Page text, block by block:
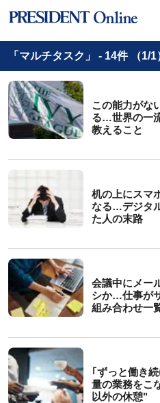
「マルチタスク」 - 14件 （1/1
この能力がな
る…世界の一
教えること
机の上にスマ
なる…デジタ
た人の末路
会議中にメー
シか…仕事が
組み合わせ一
｢ずっと働き
量の業務をこ
以外の休憩"